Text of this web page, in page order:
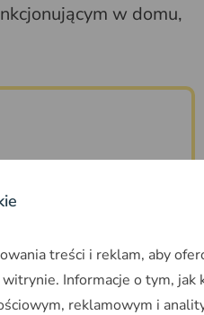
w domu,
fotowoltaiczne
przez
treści i reklam, aby
Informacje o tym, jak
reklamowym i